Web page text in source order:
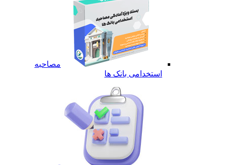
مصاحبه
استخدامی بانک ها